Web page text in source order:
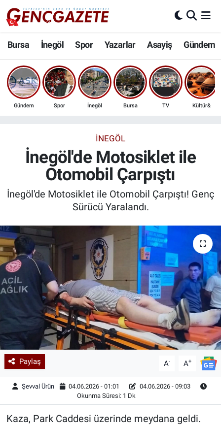
Bursa İnegöl Spor Yazarlar Asayiş Gündem
Gündem Spor İnegöl Bursa TV Kültür&
İNEGÖL
İnegöl'de Motosiklet ile
Otomobil Çarpıştı
İnegöl'de Motosiklet ile Otomobil Çarpıştı! Genç
Sürücü Yaralandı.
Paylaş A- A+
Şevval Ürün 04.06.2026 - 01:01
04.06.2026 - 09:03
Okunma Süresi: 1 Dk
Kaza, Park Caddesi üzerinde meydana geldi.
Bursa
İnegöl
3.SAYFA
Ekonomi
Güncel
Kadın & Aile
Kültür & Sanat
Sağlık
Siyaset
Teknoloji
Yazarlar
Astroloji-Rüya
Nöbetçi Eczaneler
Hava Durumu
Trafik Durumu
Son Dakika Haberleri
Haber Arşivi